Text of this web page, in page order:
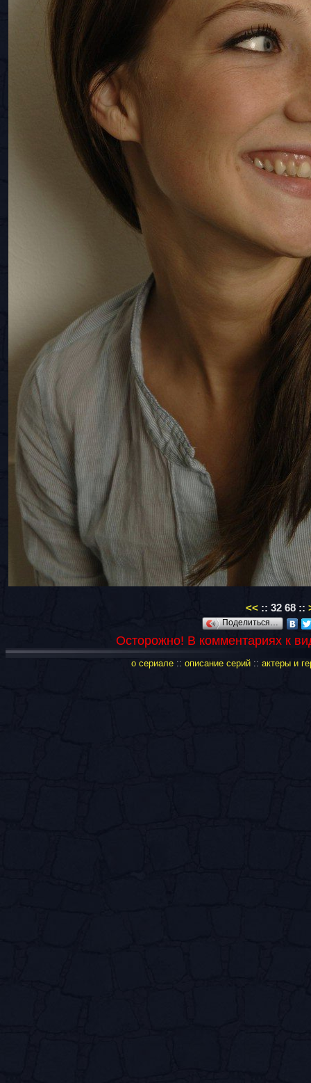
<< :: 32 68 ::
Поделиться…
Осторожно! В комментариях к
о сериале:: описание серий:: актеры и